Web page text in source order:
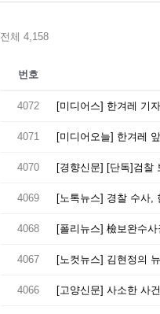
전체 4,158
번호
4072 [미디어스] 한겨레 기
4071 [미디어오늘] 한겨레
4070
4069
4068 [폴리뉴스] 檢보완수
4067 [노컷뉴스] 김현정의
4066 [고양신문] 사소한 사